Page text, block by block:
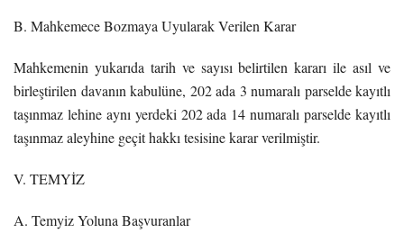
B. Mahkemece Bozmaya Uyularak Verilen Karar
Mahkemenin yukarıda tarih ve sayısı belirtilen kararı ile asıl ve
birleştirilen davanın kabulüne, 202 ada 3 numaralı parselde kayıtlı
taşınmaz lehine aynı yerdeki 202 ada 14 numaralı parselde kayıtlı
taşınmaz aleyhine geçit hakkı tesisine karar verilmiştir.
V. TEMYİZ
A. Temyiz Yoluna Başvuranlar